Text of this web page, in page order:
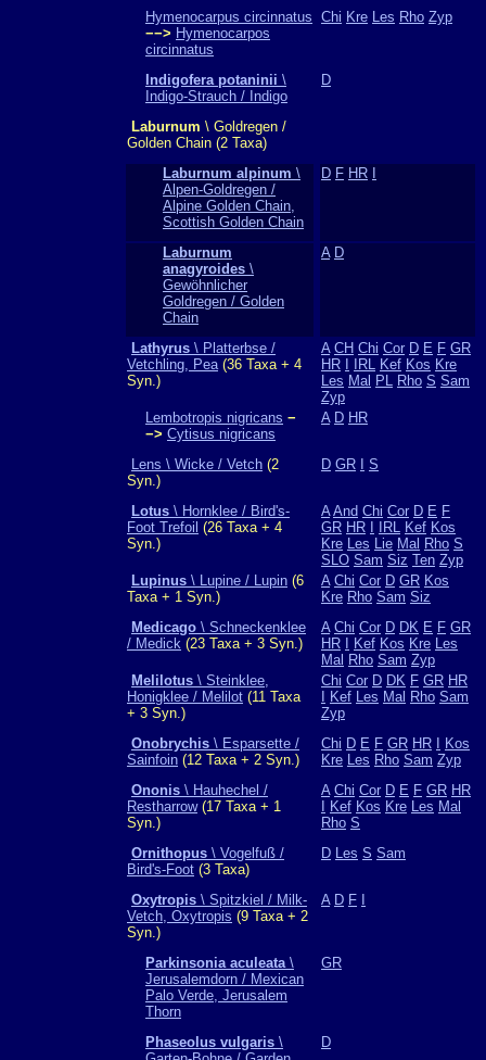
Hymenocarpus circinnatus
−−> Hymenocarpos
circinnatus
Chi Kre Les Rho Zyp
Indigofera potaninii \
Indigo-Strauch / Indigo
D
Laburnum \ Goldregen /
Golden Chain (2 Taxa)
Laburnum alpinum \
Alpen-Goldregen /
Alpine Golden Chain,
Scottish Golden Chain
D F HR
Laburnum
anagyroides \
Gewöhnlicher
Goldregen / Golden
Chain
A D
Lathyrus \ Platterbse /
Vetchling, Pea(36 Taxa + 4
Syn.)
A CH Chi Cor D E F GR
HR
IRL Kef Kos Kre
Les Mal PL Rho S Sam
Zyp
Lembotropis nigricans −
−> Cytisus nigricans
A D HR
Lens \ Wicke / Vetch (2
Syn.)
D GR S
Lotus \ Hornklee / Bird's-
Foot Trefoil (26 Taxa + 4
Syn.)
A And Chi Cor D E F
GR HR IRL Kef Kos
Kre Les Lie Mal Rho S
SLO Sam Siz Ten Zyp
Lupinus \ Lupine / Lupin (6
Taxa + 1 Syn.)
A Chi Cor D GR Kos
Kre Rho Sam Siz
Medicago \ Schneckenklee
/ Medick (23 Taxa + 3 Syn.)
A Chi Cor D DK E F GR
HR
Kef Kos Kre Les
Mal Rho Sam Zyp
Melilotus \ Steinklee,
Honigklee / Melilot (11 Taxa
+ 3 Syn.)
Chi Cor D DK F GR HR
Kef Les Mal Rho Sam
Zyp
Onobrychis \ Esparsette /
Sainfoin (12 Taxa + 2 Syn.)
Chi D E F GR HR
Kos
Kre Les Rho Sam Zyp
Ononis \ Hauhechel /
Restharrow(17 Taxa + 1
Syn.)
A Chi Cor D E F GR HR
Kef Kos Kre Les Mal
Rho S
Ornithopus \ Vogelfuß /
Bird's-Foot (3 Taxa)
D Les S Sam
Oxytropis \ Spitzkiel / Milk-
Vetch, Oxytropis (9 Taxa + 2
Syn.)
A D F
Parkinsonia aculeata\
Jerusalemdorn / Mexican
Palo Verde, Jerusalem
Thorn
GR
Phaseolus vulgaris \
D